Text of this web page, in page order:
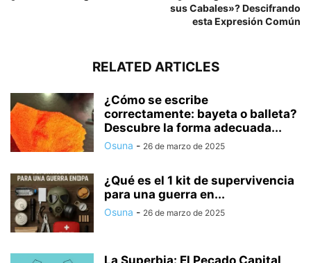
sus Cabales»? Descifrando
esta Expresión Común
RELATED ARTICLES
¿Cómo se escribe
correctamente: bayeta o balleta?
Descubre la forma adecuada...
Osuna - 26 de marzo de 2025
¿Qué es el 1 kit de supervivencia
para una guerra en...
Osuna - 26 de marzo de 2025